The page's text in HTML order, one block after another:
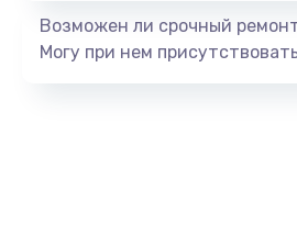
Возможен ли срочный
Могу при нем